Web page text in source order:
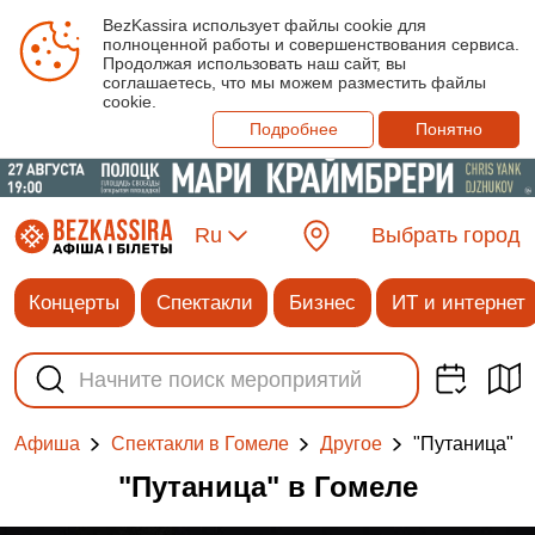
BezKassira использует файлы cookie для
полноценной работы и совершенствования сервиса.
Продолжая использовать наш сайт, вы
соглашаетесь, что мы можем разместить файлы
cookie.
Подробнее
Понятно
Ru Выбрать город
Концерты Спектакли Бизнес ИТ и интернет
Афиша Спектакли в Гомеле Другое "Путаница"
"Путаница" в Гомеле